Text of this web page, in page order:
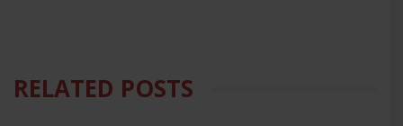
RELATED POSTS